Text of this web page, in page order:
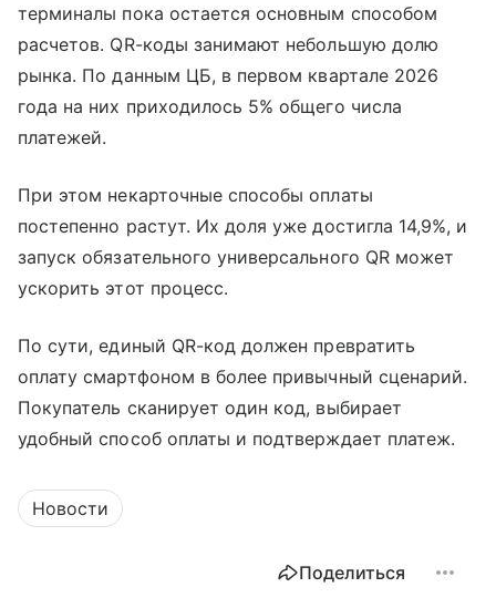
терминалы пока остается основным способом
расчетов. QR-коды занимают небольшую долю
рынка. По данным ЦБ, в первом квартале 2026
года на них приходилось 5% общего числа
платежей.
При этом некарточные способы оплаты
постепенно растут. Их доля уже достигла 14,9%, и
запуск обязательного универсального QR может
ускорить этот процесс.
По сути, единый QR-код должен превратить
оплату смартфоном в более привычный сценарий.
Покупатель сканирует один код, выбирает
удобный способ оплаты и подтверждает платеж.
Новости
Поделиться